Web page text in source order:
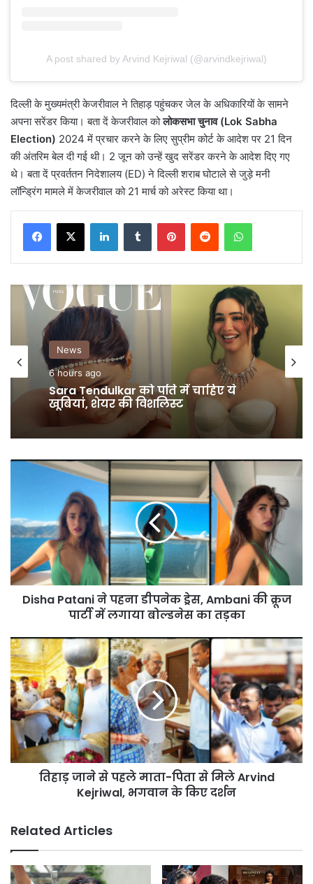
A post shared by Arvind Kejriwal (@arvindkejriwal)
दिल्ली के मुख्यमंत्री केजरीवाल ने तिहाड़ पहुंचकर जेल के अधिकारियों के सामने
अपना सरेंडर किया। बता दें केजरीवाल कोलोकसभा चुनाव (Lok Sabha
Election) 2024 में प्रचार करने के लिए सुप्रीम कोर्ट के आदेश पर 21 दिन
की अंतरिम बेल दी गई थी। 2 जून को उन्हें खुद सरेंडर करने के आदेश दिए गए
थे। बता दें प्रवर्ततन निदेशालय (ED) ने दिल्ली शराब घोटाले से जुड़े मनी
लॉन्ड्रिंग मामले में केजरीवाल को 21 मार्च को अरेस्ट किया था।
LinkedInTumblr PinterestReddit WhatsApp
News
6 hours ago
Sara Tendulkar को पति में चाहिए ये
GALLERY
1 day ago
क्या आपने देखीं नीली साड़ी में Ananya
Disha
डीपनेक
ड्रेस,
Ambani
की
क्रूज
बोल्डनेस
का
तड़का
Disha Patani ने पहना डीपनेक ड्रेस, Ambani की क्रूज
पार्टी में लगाया बोल्डनेस का तड़का
तिहाड़
जाने
से
पहले
माता-
पिता
से
मिले
Arvind
Kejriwal,
दर्शन
तिहाड़ जाने से पहले माता-पिता से मिले Arvind
Kejriwal, भगवान के किए दर्शन
Related Articles